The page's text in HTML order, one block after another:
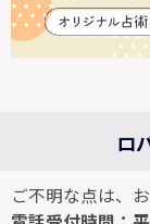
ロ
ご不明な点は、